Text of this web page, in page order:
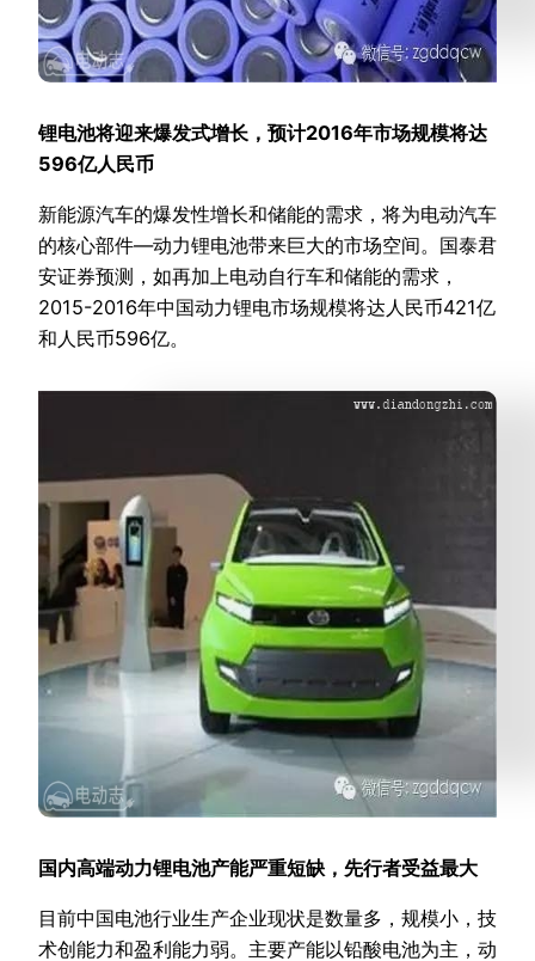
锂电池将迎来爆发式增长，预计2016年市场规模将达
596亿人民币
新能源汽车的爆发性增长和储能的需求，将为电动汽车
的核心部件—动力锂电池带来巨大的市场空间。国泰君
安证券预测，如再加上电动自行车和储能的需求，
2015-2016年中国动力锂电市场规模将达人民币421亿
和人民币596亿。
国内高端动力锂电池产能严重短缺，先行者受益最大
目前中国电池行业生产企业现状是数量多，规模小，技
术创能力和盈利能力弱。主要产能以铅酸电池为主，动